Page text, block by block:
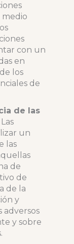
medio
con un
en
los
de
de las
un
las
de
de
de la
y
adversos
y sobre